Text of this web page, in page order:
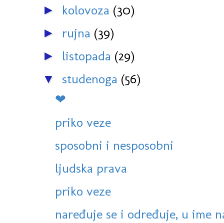
► kolovoza (30)
► rujna (39)
► listopada (29)
▼ studenoga (56)
❤
priko veze
sposobni i nesposobni
ljudska prava
priko veze
naređuje se i određuje, u ime